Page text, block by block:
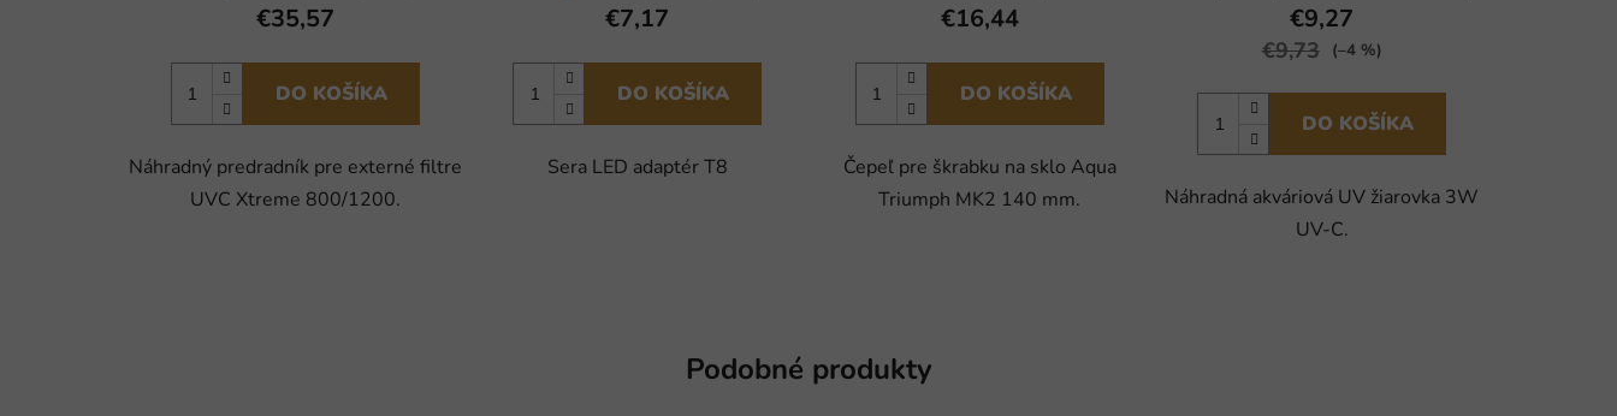
€35,57
DO KOŠÍKA
Náhradný predradník pre externé filtre
UVC Xtreme 800/1200.
€7,17
DO KOŠÍKA
Sera LED adaptér T8
€16,44
DO KOŠÍKA
Čepeľ pre škrabku na sklo Aqua
Triumph MK2 140 mm.
€9,27
€9,73 (–4 %)
DO KOŠÍKA
Náhradná akváriová UV žiarovka 3W
UV-C.
Podobné produkty